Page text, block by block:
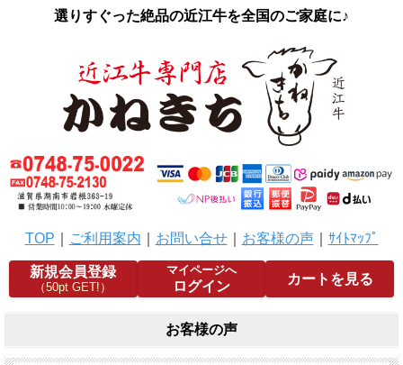
選りすぐった絶品の近江牛を全国のご家庭に♪
TOP ご利用案内 お問い合せ｜ お客様の声｜ ｻｲﾄﾏｯﾌﾟ
新規会員登録
（50pt GET!）
マイページへ
ログイン カートを見る
お客様の声